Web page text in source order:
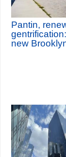
Pantin,
new